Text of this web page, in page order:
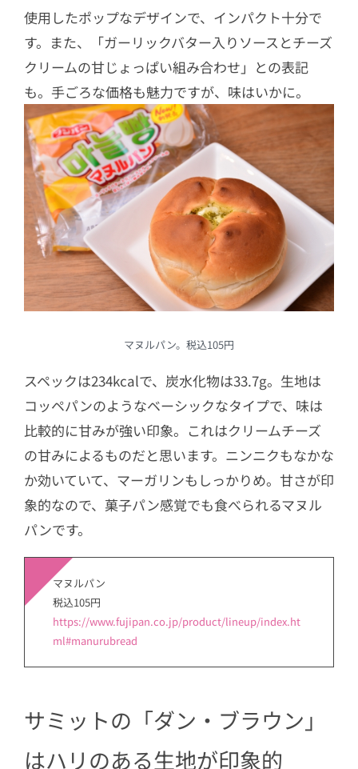
使用したポップなデザインで、インパクト十分で
す。また、「ガーリックバター入りソースとチーズ
クリームの甘じょっぱい組み合わせ」との表記
も。手ごろな価格も魅力ですが、味はいかに。
マヌルパン。税込105円
スペックは234kcalで、炭水化物は33.7g。生地は
コッペパンのようなベーシックなタイプで、味は
比較的に甘みが強い印象。これはクリームチーズ
の甘みによるものだと思います。ニンニクもなかな
か効いていて、マーガリンもしっかりめ。甘さが印
象的なので、菓子パン感覚でも食べられるマヌル
パンです。
マヌルパン
税込105円
https://www.fujipan.co.jp/product/lineup/index.ht
ml#manurubread
サミットの「ダン・ブラウン」
はハリのある生地が印象的